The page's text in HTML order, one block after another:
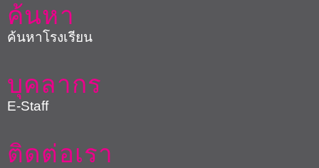
ค้นหา
ค้นหาโรงเรียน
บุคลากร
E-Staff
ติดต่อเรา